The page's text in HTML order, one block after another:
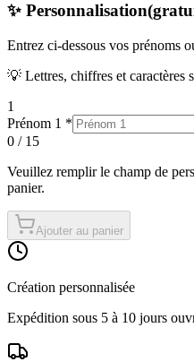
✨ Personnalisation
Entrez ci-dessous vos prénoms
💡 Lettres, chiffres et caractères
1
Prénom 1 *
0 / 15
Veuillez remplirle champ de
panier.
Ajouter au panier
Création personnalisée
Expédition sous 5 à 10 jours